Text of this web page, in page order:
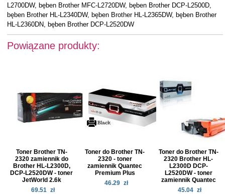
L2700DW, bęben Brother MFC-L2720DW, bęben Brother DCP-L2500D,
bęben Brother HL-L2340DW, bęben Brother HL-L2365DW, bęben Brother
HL-L2360DN, bęben Brother DCP-L2520DW
Powiązane produkty:
Toner Brother TN-
2320 zamiennik do
Brother HL-L2300D,
DCP-L2520DW - toner
JetWorld 2.6k
69.51 zł
Toner do Brother TN-
2320 - toner
zamiennik Quantec
Premium Plus
46.29 zł
Toner do Brother TN-
2320 Brother HL-
L2300D DCP-
L2520DW - toner
zamiennik Quantec
45.04 zł